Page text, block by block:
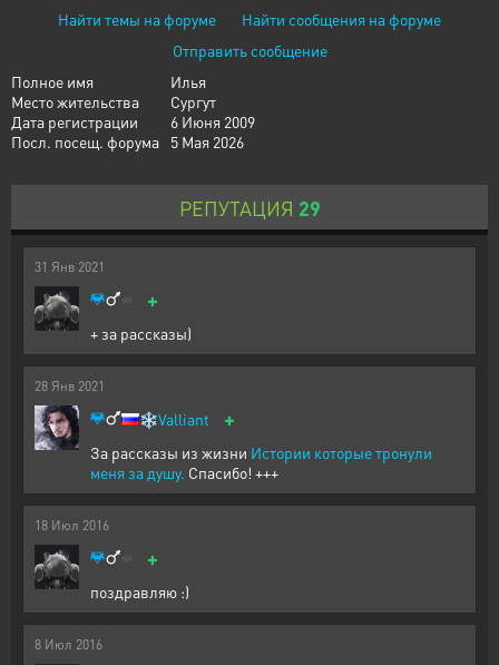
Найти темы на форуме
Найти сообщения на форуме
Отправить сообщение
Полное имя
Илья
Место жительства
Cургут
Дата регистрации
6 Июня 2009
Посл. посещ. форума
5 Мая 2026
РЕПУТАЦИЯ 29
31 Янв 2021
+
+ за рассказы)
28 Янв 2021
❄️Valliant +
За рассказы из жизни Истории которые тронули
меня за душу. Спасибо! +++
18 Июл 2016
+
поздравляю :)
8 Июл 2016